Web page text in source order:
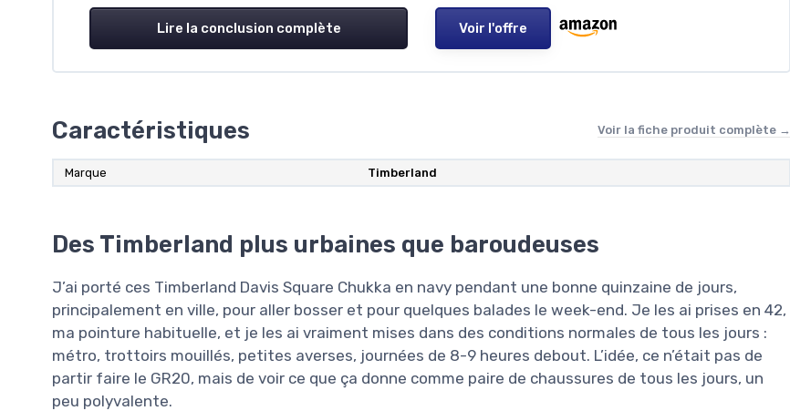
Lire la conclusion complète Voir l'offre
Caractéristiques Voir la fiche produit complète →
Marque Timberland
Des Timberland plus urbaines que baroudeuses
J’ai porté ces Timberland Davis Square Chukka en navy pendant une bonne quinzaine de jours,
principalement en ville, pour aller bosser et pour quelques balades le week-end. Je les ai prises en 42,
ma pointure habituelle, et je les ai vraiment mises dans des conditions normales de tous les jours :
métro, trottoirs mouillés, petites averses, journées de 8-9 heures debout. L’idée, ce n’était pas de
partir faire le GR20, mais de voir ce que ça donne comme paire de chaussures de tous les jours, un
peu polyvalente.